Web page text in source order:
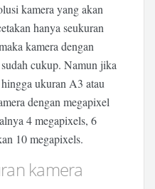
kamera yang akan
hanya seukuran
kamera dengan
cukup. Namun jika
ukuran A3 atau
dengan megapixel
4 megapixels, 6
10 megapixels.
kamera